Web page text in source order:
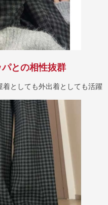
との相性抜群
としても外出着としても活躍